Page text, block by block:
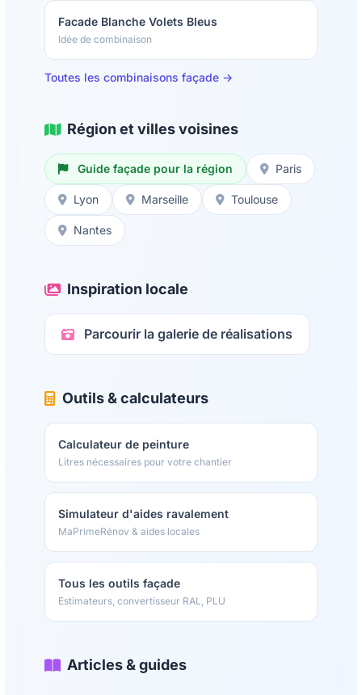
Facade Blanche Volets Bleus
Idée de combinaison
Toutes les combinaisons façade →
Région et villes voisines
Guide façade pour la région Paris
Lyon Marseille Toulouse
Nantes
Inspiration locale
Parcourir la galerie de réalisations
Outils & calculateurs
Calculateur de peinture
Litres nécessaires pour votre chantier
Simulateur d'aides ravalement
MaPrimeRénov & aides locales
Tous les outils façade
Estimateurs, convertisseur RAL, PLU
Articles & guides